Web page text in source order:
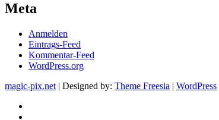
Meta
Anmelden
Eintrags-Feed
Kommentar-Feed
WordPress.org
magic-pix.net | Designed by: Theme Freesia | WordPress